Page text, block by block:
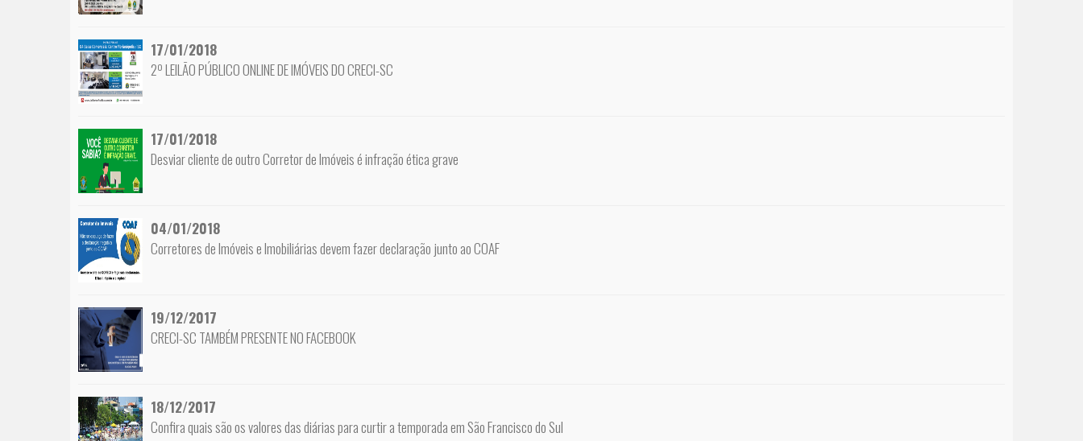
17/01/2018
2º LEILÃO PÚBLICO ONLINE DE IMÓVEIS DO CRECI-SC
17/01/2018
Desviar cliente de outro Corretor de Imóveis é infração ética grave
04/01/2018
Corretores de Imóveis e Imobiliárias devem fazer declaração junto ao COAF
19/12/2017
CRECI-SC TAMBÉM PRESENTE NO FACEBOOK
18/12/2017
Confira quais são os valores das diárias para curtir a temporada em São Francisco do Sul